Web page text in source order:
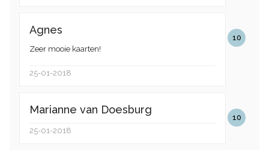
10
Agnes
Zeer mooie kaarten!
25-01-2018
10
Marianne van Doesburg
25-01-2018